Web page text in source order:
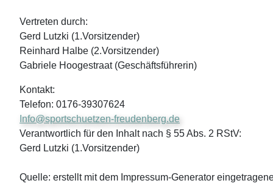
Vertreten durch:
Gerd Lutzki (1.Vorsitzender)
Reinhard Halbe (2.Vorsitzender)
Gabriele Hoogestraat (Geschäftsführerin)
Kontakt:
Telefon: 0176-39307624
Info@sportschuetzen-freudenberg.de
Verantwortlich für den Inhalt nach § 55 Abs. 2 RStV:
Gerd Lutzki (1.Vorsitzender)
Quelle: erstellt mit dem Impressum-Generator